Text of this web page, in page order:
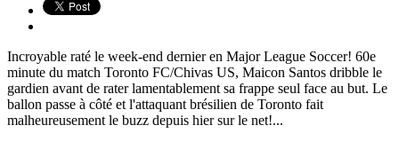
Incroyable raté le week-end dernier en Major League Soccer! 60e
minute du match Toronto FC/Chivas US, Maicon Santos dribble le
gardien avant de rater lamentablement sa frappe seul face au but. Le
ballon passe à côté et l'attaquant brésilien de Toronto fait
malheureusement le buzz depuis hier sur le net!...